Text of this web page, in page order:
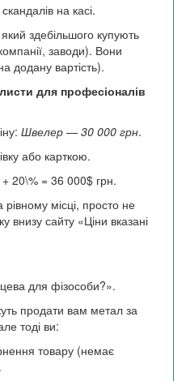
на касі.
здебільшого купують
заводи). Вони
додану вартість).
для професіоналів
Швелер — 30 000 грн.
або карткою.
20\% = 36 000$ грн.
місці, просто не
внизу сайту «Ціни вказані
для фізособи?».
продати вам метал за
тоді ви:
товару (немає